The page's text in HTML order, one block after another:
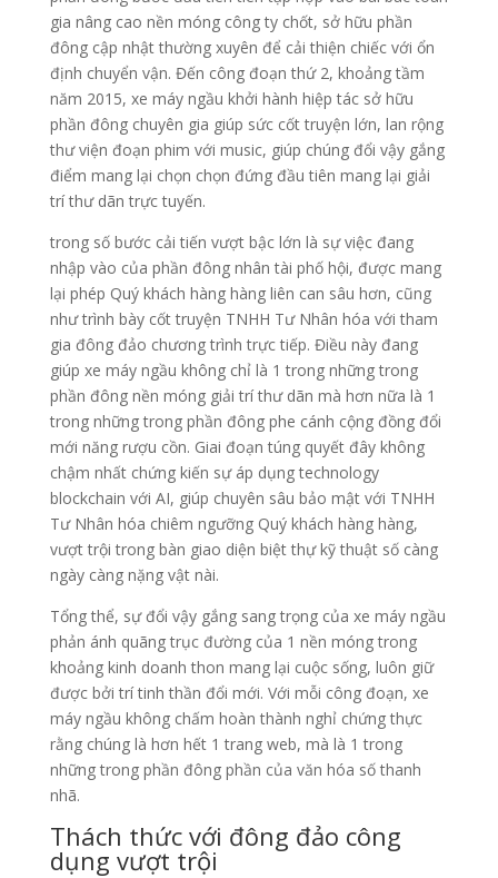
gia nâng cao nền móng công ty chốt, sở hữu phần
đông cập nhật thường xuyên để cải thiện chiếc với ổn
định chuyển vận. Đến công đoạn thứ 2, khoảng tầm
năm 2015, xe máy ngầu khởi hành hiệp tác sở hữu
phần đông chuyên gia giúp sức cốt truyện lớn, lan rộng
thư viện đoạn phim với music, giúp chúng đổi vậy gắng
điểm mang lại chọn chọn đứng đầu tiên mang lại giải
trí thư dãn trực tuyến.
trong số bước cải tiến vượt bậc lớn là sự việc đang
nhập vào của phần đông nhân tài phố hội, được mang
lại phép Quý khách hàng hàng liên can sâu hơn, cũng
như trình bày cốt truyện TNHH Tư Nhân hóa với tham
gia đông đảo chương trình trực tiếp. Điều này đang
giúp xe máy ngầu không chỉ là 1 trong những trong
phần đông nền móng giải trí thư dãn mà hơn nữa là 1
trong những trong phần đông phe cánh cộng đồng đổi
mới năng rượu cồn. Giai đoạn túng quyết đây không
chậm nhất chứng kiến sự áp dụng technology
blockchain với AI, giúp chuyên sâu bảo mật với TNHH
Tư Nhân hóa chiêm ngưỡng Quý khách hàng hàng,
vượt trội trong bàn giao diện biệt thự kỹ thuật số càng
ngày càng nặng vật nài.
Tổng thể, sự đổi vậy gắng sang trọng của xe máy ngầu
phản ánh quãng trục đường của 1 nền móng trong
khoảng kinh doanh thon mang lại cuộc sống, luôn giữ
được bởi trí tinh thần đổi mới. Với mỗi công đoạn, xe
máy ngầu không chấm hoàn thành nghỉ chứng thực
rằng chúng là hơn hết 1 trang web, mà là 1 trong
những trong phần đông phần của văn hóa số thanh
nhã.
Thách thức với đông đảo công
dụng vượt trội